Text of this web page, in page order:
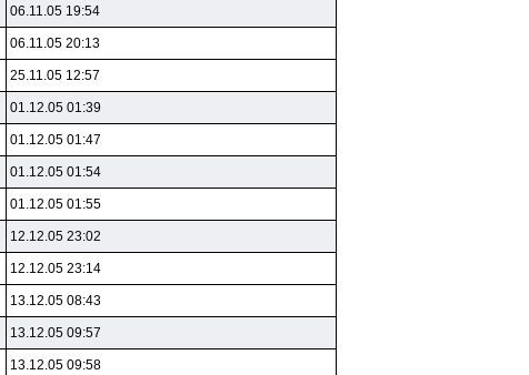
06.11.05 19:54
06.11.05 20:13
25.11.05 12:57
01.12.05 01:39
01.12.05 01:47
01.12.05 01:54
01.12.05 01:55
12.12.05 23:02
12.12.05 23:14
13.12.05 08:43
13.12.05 09:57
13.12.05 09:58